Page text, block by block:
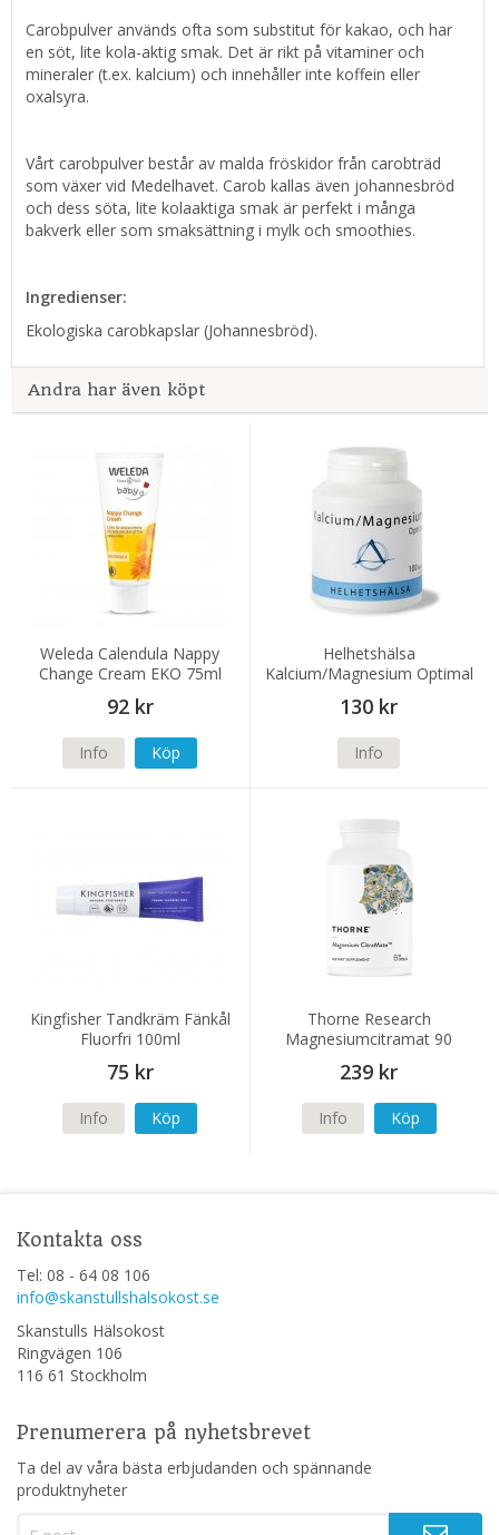
Carobpulver används ofta som substitut för kakao, och har
en söt, lite kola-aktig smak. Det är rikt på vitaminer och
mineraler (t.ex. kalcium) och innehåller inte koffein eller
oxalsyra.
Vårt carobpulver består av malda fröskidor från carobträd
som växer vid Medelhavet. Carob kallas även johannesbröd
och dess söta, lite kolaaktiga smak är perfekt i många
bakverk eller som smaksättning i mylk och smoothies.
Ingredienser:
Ekologiska carobkapslar (Johannesbröd).
Andra har även köpt
Weleda Calendula Nappy
Change Cream EKO 75ml
92 kr
Info Köp
Helhetshälsa
Kalcium/Magnesium Optimal
100 kapslar
130 kr
Info
Kingfisher Tandkräm Fänkål
Fluorfri 100ml
75 kr
Info Köp
Thorne Research
Magnesiumcitramat 90
kapslar
239 kr
Info Köp
Kontakta oss
Tel: 08 - 64 08 106
info@skanstullshalsokost.se
Skanstulls Hälsokost
Ringvägen 106
116 61 Stockholm
Prenumerera på nyhetsbrevet
Ta del av våra bästa erbjudanden och spännande
produktnyheter